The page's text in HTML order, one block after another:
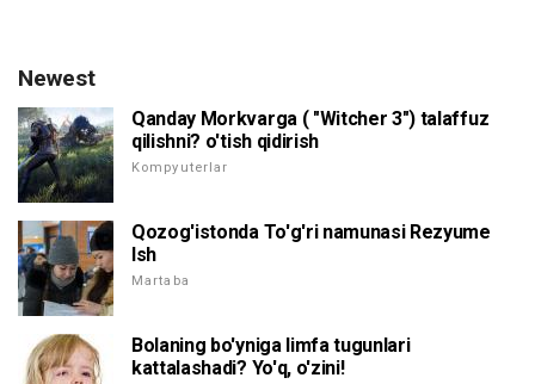
Newest
Qanday Morkvarga ( "Witcher 3") talaffuz
qilishni? o'tish qidirish
Kompyuterlar
Qozog'istonda To'g'ri namunasi Rezyume
Ish
Martaba
Bolaning bo'yniga limfa tugunlari
kattalashadi? Yo'q, o'zini!